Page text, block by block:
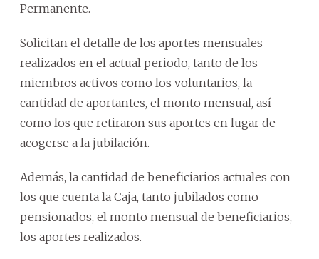
Permanente.
Solicitan el detalle de los aportes mensuales
realizados en el actual periodo, tanto de los
miembros activos como los voluntarios, la
cantidad de aportantes, el monto mensual, así
como los que retiraron sus aportes en lugar de
acogerse a la jubilación.
Además, la cantidad de beneficiarios actuales con
los que cuenta la Caja, tanto jubilados como
pensionados, el monto mensual de beneficiarios,
los aportes realizados.